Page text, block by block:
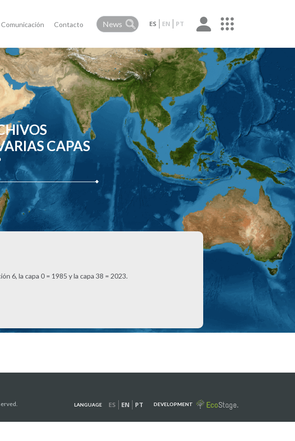
Comunicación Contacto ES EN PT
CAPAS
6, la capa 0 = 1985 y la capa 38 = 2023.
LANGUAGE ES EN PT DEVELOPMENT